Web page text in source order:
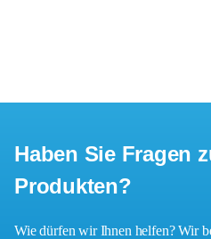
Haben Sie Fragen
Produkten?
Wie dürfen wir Ihnen helfen? Wir